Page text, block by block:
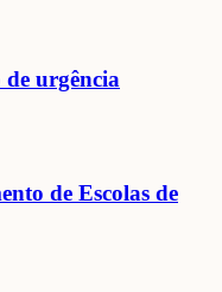
de urgência
de Escolas de